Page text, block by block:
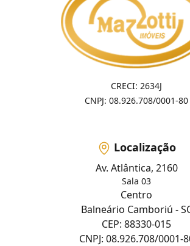
CRECI: 2634J
CNPJ: 08.926.708/0001-80
Localização
Av. Atlântica, 2160
Sala 03
Centro
Balneário Camboriú -
CEP: 88330-015
CNPJ: 08.926.708/0001-